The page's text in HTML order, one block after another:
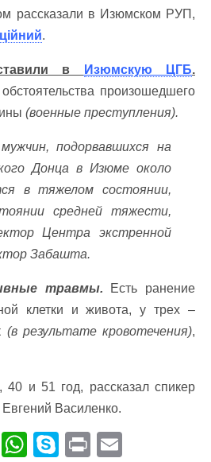
рассказали в Изюмском РУП,
.
в Изюмскую ЦГБ.
произошедшего
(военные преступления).
подорвавшихся на
Донца в Изюме около
в тяжелом состоянии,
средней тяжести,
Центра экстренной
Забашта.
травмы. Есть ранение
клетки и живота, у трех –
(в результате кровотечения),
и 51 год, рассказал спикер
Василенко.
Vi W S Pr